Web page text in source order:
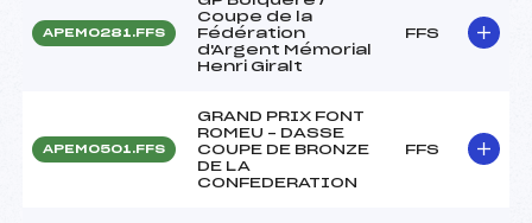
APEM0281.FFS
Coupe de la
Fédération
d'Argent Mémorial
Henri Giralt
FFS
APEM0501.FFS
GRAND PRIX FONT
ROMEU – DASSE
COUPE DE BRONZE
DE LA
CONFEDERATION
FFS